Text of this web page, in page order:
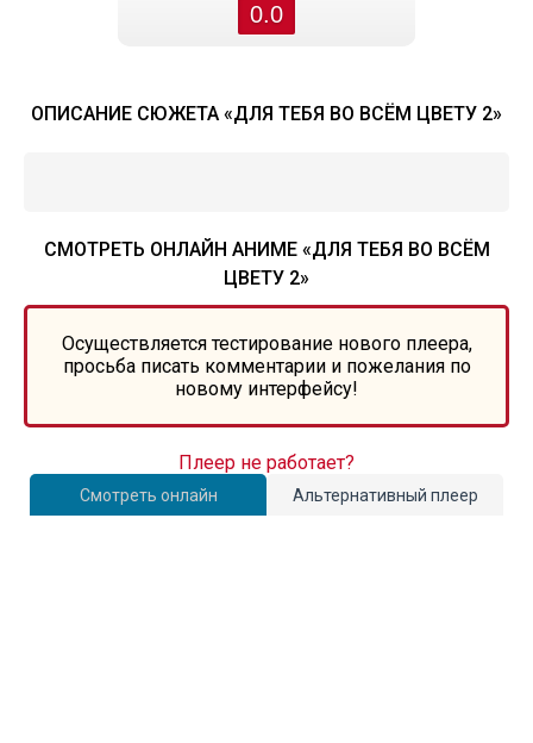
0.0
ОПИСАНИЕ СЮЖЕТА «ДЛЯ ТЕБЯ ВО ВСЁМ ЦВЕТУ 2»
СМОТРЕТЬ ОНЛАЙН АНИМЕ «ДЛЯ ТЕБЯ ВО ВСЁМ
ЦВЕТУ 2»
Осуществляется тестирование нового плеера,
просьба писать комментарии и пожелания по
новому интерфейсу!
Смотреть онлайн Альтернативный плеер
Плеер не работает?